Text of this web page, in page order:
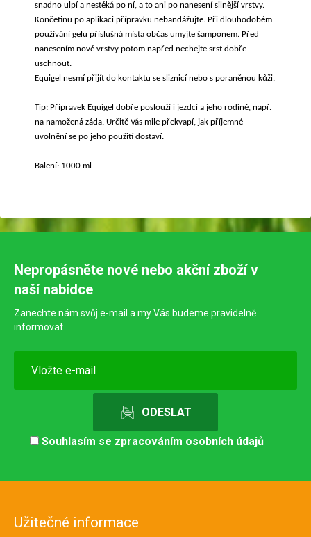
snadno ulpí a nestéká po ní, a to ani po nanesení silnější vrstvy.
Končetinu po aplikaci přípravku nebandážujte. Při dlouhodobém
používání gelu příslušná místa občas umyjte šamponem. Před
nanesením nové vrstvy potom napřed nechejte srst dobře
uschnout.
Equigel nesmí přijít do kontaktu se sliznicí nebo s poraněnou kůži.
Tip: Přípravek Equigel dobře poslouží i jezdci a jeho rodině, např.
na namožená záda. Určitě Vás mile překvapí, jak příjemné
uvolnění se po jeho použití dostaví.
Balení: 1000 ml
Nepropásněte nové nebo akční zboží v
naší nabídce
Zanechte nám svůj e-mail a my Vás budeme pravidelně
informovat
Souhlasím se zpracováním osobních údajů
Užitečné informace